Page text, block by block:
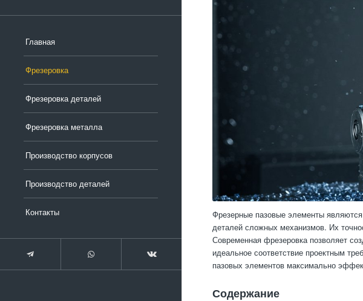
Главная
Фрезеровка
Фрезеровка деталей
Фрезеровка металла
Производство корпусов
Производство деталей
Контакты
Фрезерные пазовые элементы
деталей сложных механизмов. Их
Современная фрезеровка позволяет
идеальное соответствие проектным
пазовых элементов максимально
Содержание